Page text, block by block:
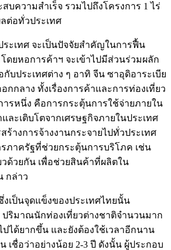
บความสำเร็จ รวมไปถึงโครงการ 1 ไร่
ต่อทั่วประเทศ
ะเทศ จะเป็นปัจจัยสำคัญในการฟื้น
โดยหอการค้าฯ จะเข้าไปมีส่วนร่วมผลัก
บประเทศต่าง ๆ อาทิ จีน ซาอุดิอาระเบีย
กกลาง ทั้งเรื่องการค้าและการท่องเที่ยว
รหนึ่ง คือการกระตุ้นการใช้จ่ายภายใน
ละเติบโตจากเศรษฐกิจภายในประเทศ
ร้างการจ้างงานกระจายไปทั่วประเทศ
ภาครัฐที่ช่วยกระตุ้นการบริโภค เช่น
วด้วยกัน เพื่อช่วยสินค้าที่ผลิตใน
กล่าว
งเป็นจุดแข็งของประเทศไทยนั้น
ปริมาณนักท่องเที่ยวต่างชาติจำนวนมาก
ปได้ยากขึ้น และยังต้องใช้เวลาอีกนาน
เชื่อว่าอย่างน้อย 2-3 ปี ดังนั้น ผู้ประกอบ